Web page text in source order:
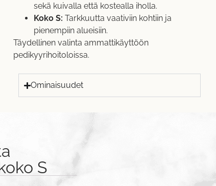
sekä kuivalla että kostealla iholla.
Koko S: Tarkkuutta vaativiin kohtiin ja
pienempiin alueisiin.
Täydellinen valinta ammattikäyttöön
pedikyyrihoitoloissa.
Ominaisuudet
S